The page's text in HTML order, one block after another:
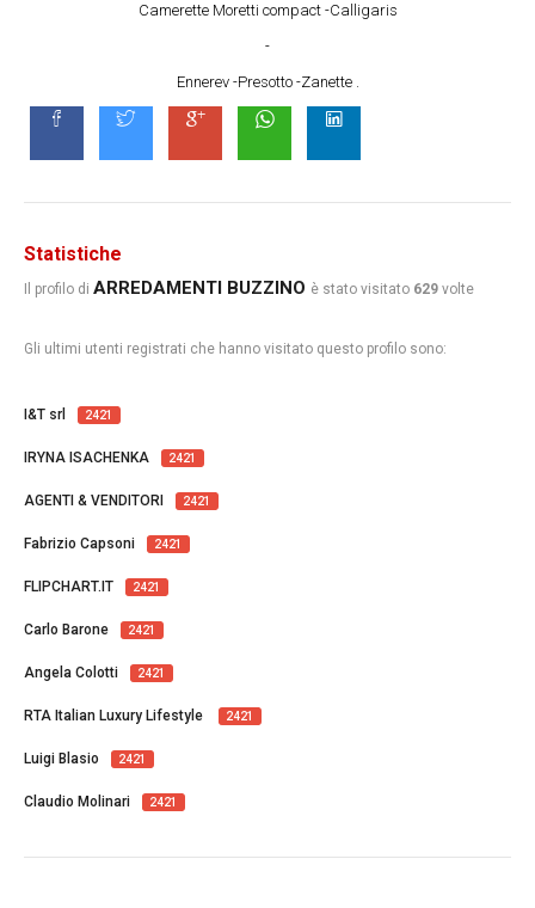
Camerette Moretti compact -Calligaris
-
Ennerev -Presotto -Zanette .
Statistiche
Il profilo di ARREDAMENTI BUZZINO è stato visitato 629 volte
Gli ultimi utenti registrati che hanno visitato questo profilo sono:
I&T srl 2421
IRYNA ISACHENKA 2421
AGENTI & VENDITORI 2421
Fabrizio Capsoni 2421
FLIPCHART.IT 2421
Carlo Barone 2421
Angela Colotti 2421
RTA Italian Luxury Lifestyle 2421
Luigi Blasio 2421
Claudio Molinari 2421